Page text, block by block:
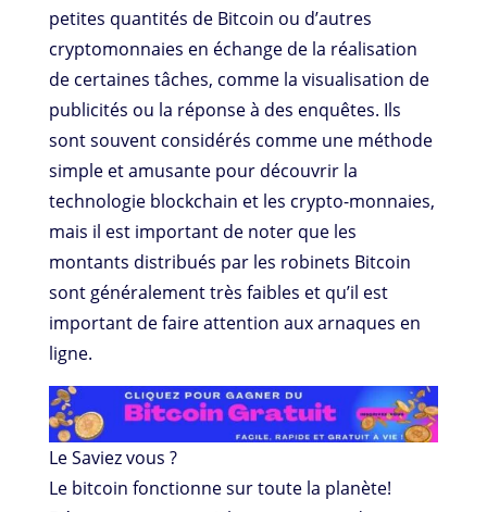
petites quantités de Bitcoin ou d’autres
cryptomonnaies en échange de la réalisation
de certaines tâches, comme la visualisation de
publicités ou la réponse à des enquêtes. Ils
sont souvent considérés comme une méthode
simple et amusante pour découvrir la
technologie blockchain et les crypto-monnaies,
mais il est important de noter que les
montants distribués par les robinets Bitcoin
sont généralement très faibles et qu’il est
important de faire attention aux arnaques en
ligne.
Le Saviez vous ?
Le bitcoin fonctionne sur toute la planète!